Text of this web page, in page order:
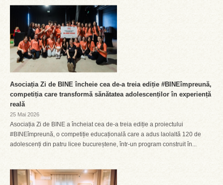
Asociația Zi de BINE încheie cea de-a treia ediție #BINEîmpreună,
competiția care transformă sănătatea adolescenților în experiență
reală
25 Mai 2026
Asociația Zi de BINE a încheiat cea de-a treia ediție a proiectului
#BINEîmpreună, o competiție educațională care a adus laolaltă 120 de
adolescenți din patru licee bucureștene, într-un program construit în...